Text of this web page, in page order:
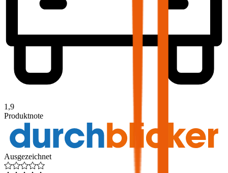
1,9
Produktnote
Ausgezeichnet